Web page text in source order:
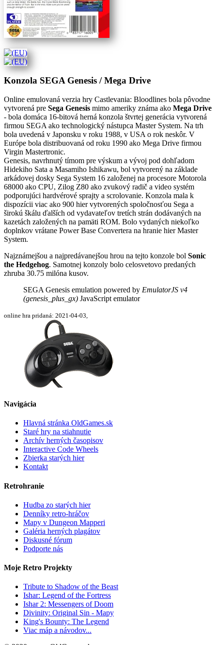
Konzola SEGA Genesis / Mega Drive
Online emulovaná verzia hry Castlevania: Bloodlines bola pôvodne
vytvorená pre Sega Genesis mimo ameriky známa ako Mega Drive
- bola domáca 16-bitová herná konzola štvrtej generácia vytvorená
firmou SEGA ako technologický nástupca Master System. Na trh
bola uvedená v Japonsku v roku 1988, v USA o rok neskôr. V
Európe bola distribuovaná od roku 1990 ako Mega Drive firmou
Virgin Mastertronic.
Genesis, navrhnutý tímom pre výskum a vývoj pod dohľadom
Hidekiho Sata a Masamiho Ishikawu, bol vytvorený na základe
arkádovej dosky Sega System 16 založenej na procesore Motorola
68000 ako CPU, Zilog Z80 ako zvukový radič a video systém
podporujúci hardvérové sprajty a scrolovanie. Konzola mala k
dispozícii viac ako 900 hier vytvorených spoločnosťou Sega a
širokú škálu ďalších od vydavateľov tretích strán dodávaných na
kazetách založených na pamäti ROM. Bolo vydaných niekoľko
doplnkov vrátane Power Base Convertera na hranie hier Master
System.
Najznámejšou a najpredávanejšou hrou na tejto konzole bol Sonic
the Hedgehog. Samotnej konzoly bolo celosvetovo predaných
zhruba 30.75 milóna kusov.
SEGA Genesis emulation powered by EmulatorJS v4
(genesis_plus_gx) JavaScript emulator
online hra pridaná: 2021-04-03,
Navigácia
Hlavná stránka OldGames.sk
Staré hry na stiahnutie
Archív herných časopisov
Interactive Code Wheels
Zbierka starých hier
Kontakt
Retrohranie
Hudba zo starých hier
Denníky retro-hráčov
Mapy v Dungeon Mapperi
Galéria herných plagátov
Diskusné fórum
Podporte nás
Moje Retro Projekty
Tribute to Shadow of the Beast
Ishar: Legend of the Fortress
Ishar 2: Messengers of Doom
Divinity: Original Sin - Mapy
King's Bounty: The Legend
Viac máp a návodov...